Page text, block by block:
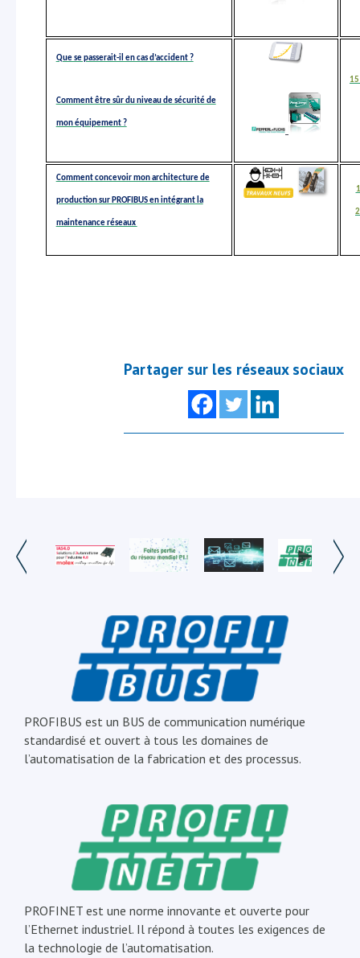
Que se passerait-il en cas d’accident ?
Comment être sûr du niveau de sécurité de
mon équipement ?
Comment concevoir mon architecture de
production sur PROFIBUS en intégrant la
maintenance réseaux
Partager sur les réseaux sociaux
PROFIBUS est un BUS de communication numérique
standardisé et ouvert à tous les domaines de
l’automatisation de la fabrication et des processus.
PROFINET est une norme innovante et ouverte pour
l’Ethernet industriel. Il répond à toutes les exigences de
la technologie de l’automatisation.